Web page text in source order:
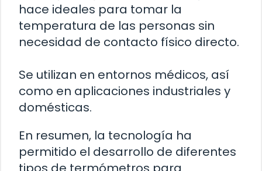
hace ideales para tomar la
temperatura de las personas sin
necesidad de contacto físico directo.
Se utilizan en entornos médicos, así
como en aplicaciones industriales y
domésticas.
En resumen, la tecnología ha
permitido el desarrollo de diferentes